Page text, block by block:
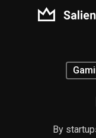
By